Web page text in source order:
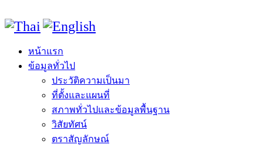
หน้าแรก
ข้อมูลทั่วไป
ประวัติความเป็นมา
ที่ตั้งและแผนที่
สภาพทั่วไปและข้อมูลพื้นฐาน
วิสัยทัศน์
ตราสัญลักษณ์